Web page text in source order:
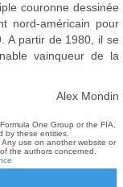
couronne dessinée
nord-américain pour
A partir de 1980, il se
vainqueur de la
Alex Mondin
One Group or the FIA,
by these entities.
use on another website or
the authors concerned.